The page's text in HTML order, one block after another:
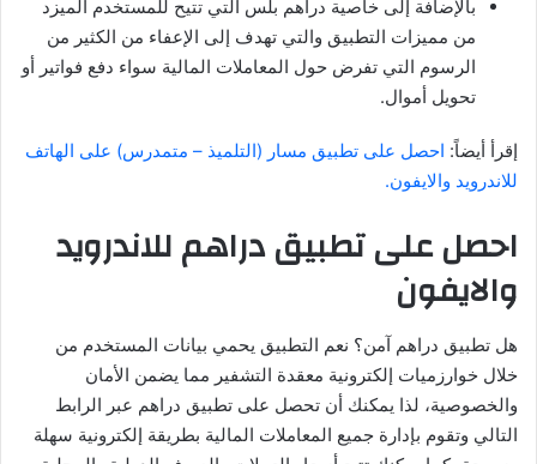
بالإضافة إلى خاصية دراهم بلس التي تتيح للمستخدم الميزد
من مميزات التطبيق والتي تهدف إلى الإعفاء من الكثير من
الرسوم التي تفرض حول المعاملات المالية سواء دفع فواتير أو
تحويل أموال.
إقرأ أيضاً: احصل على تطبيق مسار (التلميذ – متمدرس) على الهاتف
للاندرويد والايفون.
احصل على تطبيق دراهم للاندرويد
والايفون
هل تطبيق دراهم آمن؟ نعم التطبيق يحمي بيانات المستخدم من
خلال خوارزميات إلكترونية معقدة التشفير مما يضمن الأمان
والخصوصية، لذا يمكنك أن تحصل على تطبيق دراهم عبر الرابط
التالي وتقوم بإدارة جميع المعاملات المالية بطريقة إلكترونية سهلة